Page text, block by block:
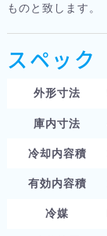
ものと致します。
スペック
外形寸法
庫内寸法
冷却内容積
有効内容積
冷媒